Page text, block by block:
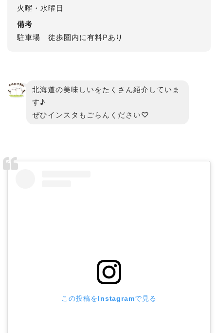
火曜・水曜日
備考
駐車場 徒歩圏内に有料Pあり
北海道の美味しいをたくさん紹介していま
す♪
ぜひインスタもごらんください♡
この投稿をInstagramで見る